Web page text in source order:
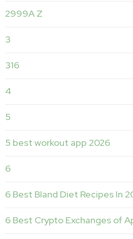
2999A Z
3
316
4
5
5 best workout app 2026
6
6 Best Bland Diet Recipes In
6 Best Crypto Exchanges of